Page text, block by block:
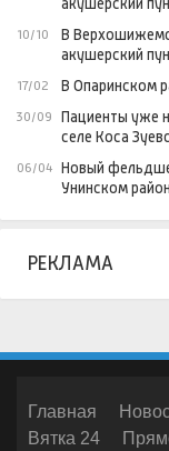
10/10
В
акушерский
17/02 В Опаринском
30/09
Пациенты уже
селе Коса
06/04 Новый
Унинском
РЕКЛАМА
Главная
Вятка 24